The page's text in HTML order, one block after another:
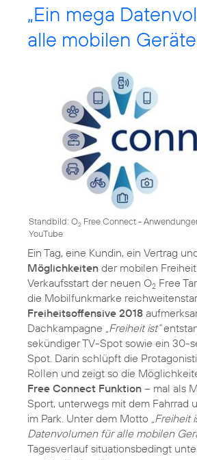
„Ein mega
alle mobilen
Standbild: O2 Free Connect -
YouTube
Ein Tag, eine Kundin, ein Vertrag
Möglichkeiten der mobilen
Verkaufsstart der neuen O2 Free
die Mobilfunkmarke
Freiheitsoffensive 2018
Dachkampagne „Freiheit ist“
sekündiger TV-Spot sowie ein 30-
Spot. Darin schlüpft die
Rollen und zeigt so die
Free Connect Funktion – mal als
Sport, unterwegs mit dem Fahrrad
im Park. Unter dem Motto „Freiheit
Datenvolumen für alle mobilen
Tagesverlauf situationsbedingt